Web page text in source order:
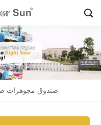
صندوق مجوهرات